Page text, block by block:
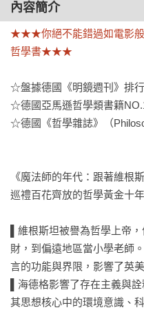
內容簡介
★★★你絕不能錯過如電影般
哲學書★★★
☆盤據德國《明鏡週刊》排
☆德國亞馬遜哲學類書籍
☆德國《哲學雜誌》（
《魔法師的年代：跟著維根
巡禮百花齊放的哲學黃金十年
▌維根斯坦被譽為哲學上帝
財，到偏遠地區當小學老師
言的功能與界限，影響了英
▌海德格影響了存在主義與
其思想核心中的環境意識、